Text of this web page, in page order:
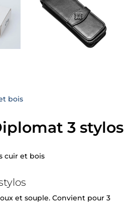
bois
3 stylos
cuir et bois
et souple. Convient pour 3